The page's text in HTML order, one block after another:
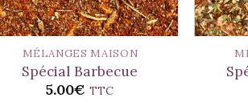
MÉLANGES MAISON
Spécial Barbecue
5.00€ TTC